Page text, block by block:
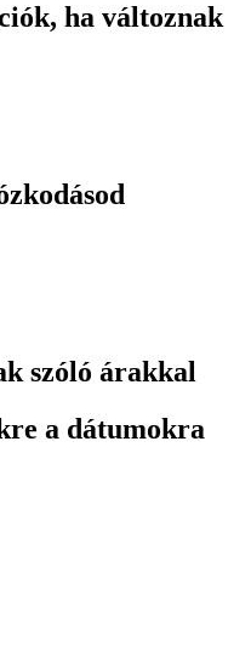
ha változnak
szóló árakkal
a dátumokra